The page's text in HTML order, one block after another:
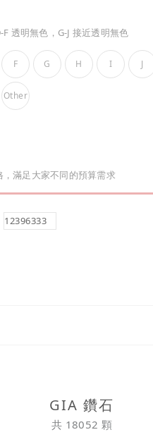
透明無色，G-J 接近透明無色
F G H I J
Other
滿足大家不同的預算需求
GIA 鑽石
共 18052 顆